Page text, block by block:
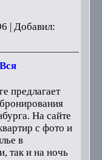
| Добавил:
предлагает
На сайте
с фото и
в
так и на ночь